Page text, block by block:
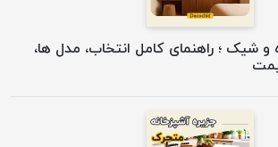
و شیک ؛ راهنمای کامل انتخاب، مدل ها،